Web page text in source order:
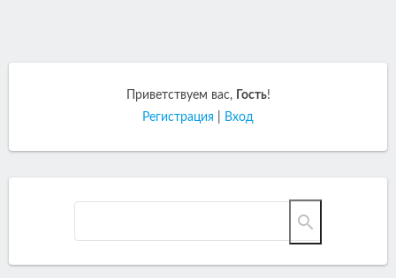
Приветствуем вас, Гость!
Регистрация
Вход